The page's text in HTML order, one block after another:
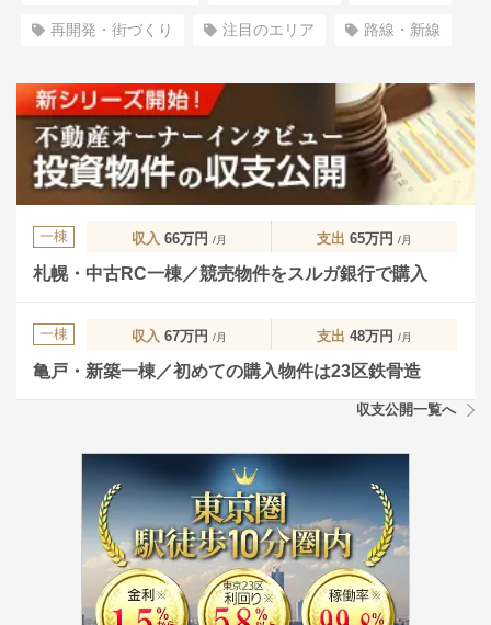
再開発・街づくり 注目のエリア 路線・新線
一棟 収入 66万円 /月 支出 65万円 /月
札幌・中古RC一棟／競売物件をスルガ銀行で購入
一棟 収入 67万円 /月 支出 48万円 /月
亀戸・新築一棟／初めての購入物件は23区鉄骨造
収支公開一覧へ